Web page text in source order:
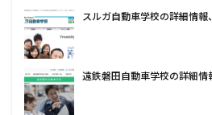
スルガ自動車学校の詳細情報
遠鉄磐田自動車学校の詳細情